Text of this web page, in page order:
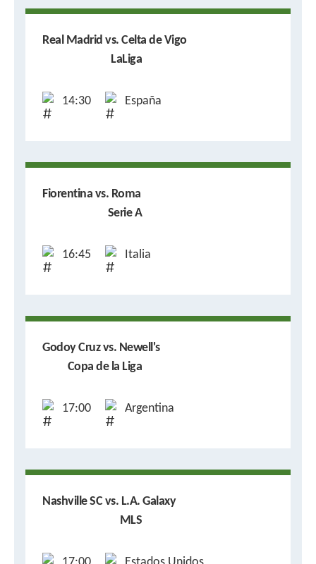
Real Madrid vs. Celta de Vigo
LaLiga
14:30 España
Fiorentina vs. Roma
Serie A
16:45 Italia
Godoy Cruz vs. Newell's
Copa de la Liga
17:00 Argentina
Nashville SC vs. L.A. Galaxy
MLS